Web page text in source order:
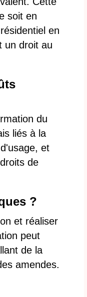
soit en
en
un droit au
du
liés à la
et
de
?
et réaliser
peut
de la
amendes.